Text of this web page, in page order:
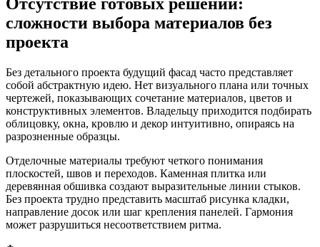
сложности выбора материалов без
проекта
Без детального проекта будущий фасад часто представляет
собой абстрактную идею. Нет визуального плана или точных
чертежей, показывающих сочетание материалов, цветов и
конструктивных элементов. Владельцу приходится подбирать
облицовку, окна, кровлю и декор интуитивно, опираясь на
разрозненные образцы.
Отделочные материалы требуют четкого понимания
плоскостей, швов и переходов. Каменная плитка или
деревянная обшивка создают выразительные линии стыков.
Без проекта трудно представить масштаб рисунка кладки,
направление досок или шаг крепления панелей. Гармония
может разрушиться несоответствием ритма.